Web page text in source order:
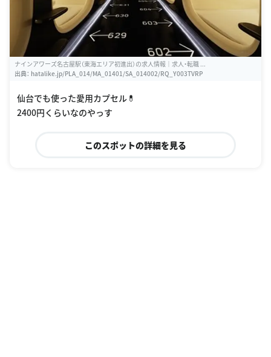
ナインアワーズ名古屋駅（東海エリア初進出）の求人情報｜求人・転職 ...
出典： hatalike.jp/PLA_014/MA_01401/SA_014002/RQ_Y003TVRP
仙台でも使った愛用カプセル💊
2400円くらいなのやっす
このスポットの詳細を見る